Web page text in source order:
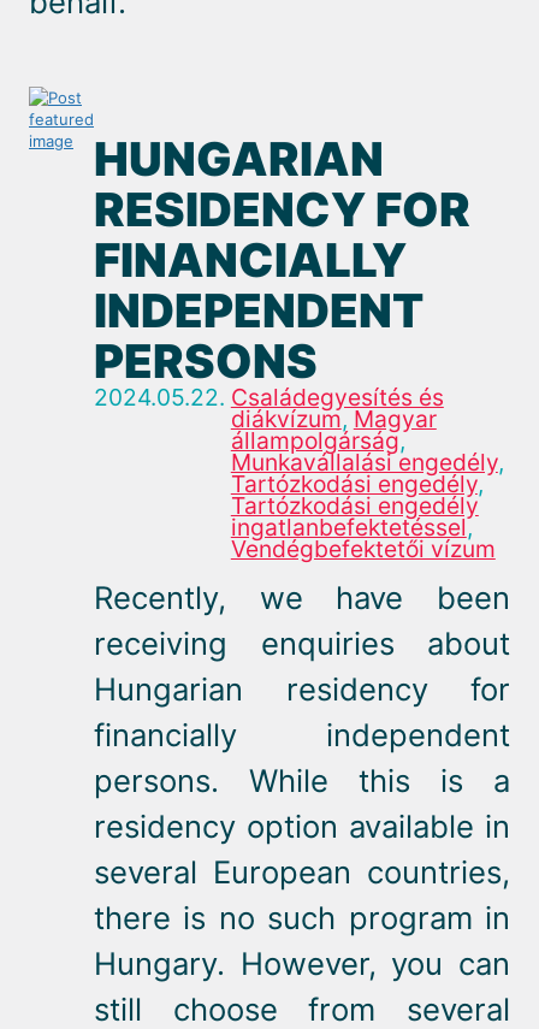
HUNGARIAN
RESIDENCY FOR
FINANCIALLY
INDEPENDENT
PERSONS
2024.05.22. Családegyesítés és
diákvízum, Magyar
állampolgárság,
Munkavállalási engedély,
Tartózkodási engedély,
Tartózkodási engedély
ingatlanbefektetéssel,
Vendégbefektetői vízum
Recently, we have been
receiving enquiries about
Hungarian residency for
financially independent
persons. While this is a
residency option available in
several European countries,
there is no such program in
Hungary. However, you can
still choose from several